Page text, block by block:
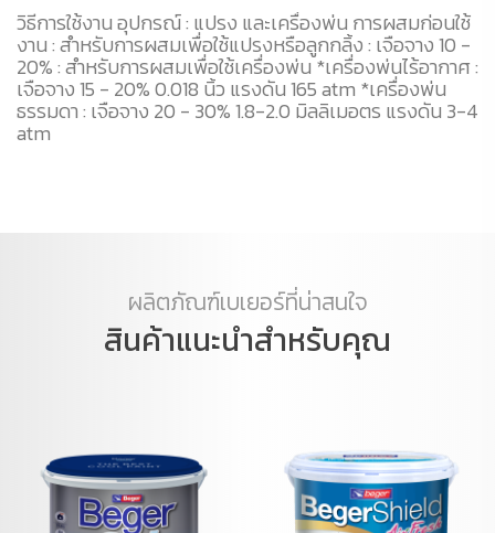
วิธีการใช้งาน อุปกรณ์ : แปรง และเครื่องพ่น การผสมก่อนใช้
งาน : สำหรับการผสมเพื่อใช้แปรงหรือลูกกลิ้ง : เจือจาง 10 -
20% : สำหรับการผสมเพื่อใช้เครื่องพ่น *เครื่องพ่นไร้อากาศ :
เจือจาง 15 - 20% 0.018 นิ้ว แรงดัน 165 atm *เครื่องพ่น
ธรรมดา : เจือจาง 20 - 30% 1.8-2.0 มิลลิเมอตร แรงดัน 3-4
atm
ผลิตภัณฑ์เบเยอร์ที่น่าสนใจ
สินค้าแนะนำสำหรับคุณ